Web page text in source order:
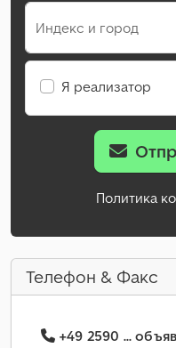
Индекс и город
Я реализатор
Политика
Телефон & Факс
+49 2590 ...